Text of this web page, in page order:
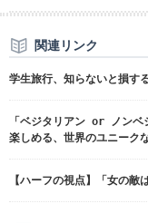
関連リンク
学生旅行、知らないと損す
「ベジタリアン or ノンベ
楽しめる、世界のユニーク
【ハーフの視点】「女の